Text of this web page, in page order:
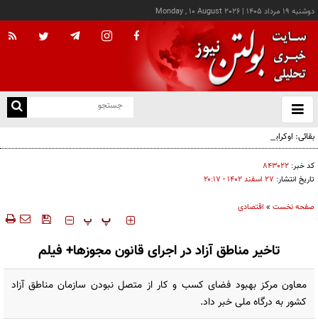
دوشنبه ۱۹ مرداد ۱۴۰۵ |
Monday , 10 August 2026
باز
و
بقائی: اوکراین جبران نکند، جبران می‌کنیم
کد خبر: ۸۴۳۰۲۲
تاریخ انتشار: ۲۷ اسفند ۱۴۰۲ - ۲۰:۱۷
صفحه نخست » اقتصادی
‍‍‍ پ پ
تاخیر مناطق آزاد در اجرای قانون مجوزها+ فیلم
معاون مرکز بهبود فضای کسب و کار از متصل نبودن سازمان مناطق آزاد
کشور به درگاه ملی خبر داد.